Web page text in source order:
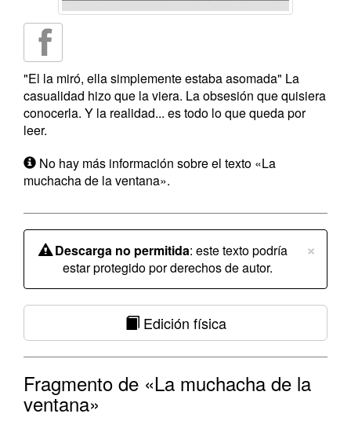
"El la miró, ella simplemente estaba asomada" La
casualidad hizo que la viera. La obsesión que quisiera
conocerla. Y la realidad... es todo lo que queda por
leer.
No hay más información sobre el texto «La
muchacha de la ventana».
×
Descarga no permitida: este texto podría
estar protegido por derechos de autor.
Edición física
Fragmento de «La muchacha de la
ventana»